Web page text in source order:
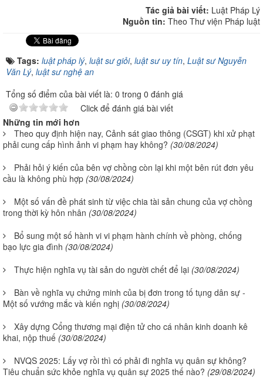
Tác giả bài viết: Luật Pháp Lý
Nguồn tin: Theo Thư viện Pháp luật
Tags: luật pháp lý, luật sư giỏi, luật sư uy tín, Luật sư Nguyễn
Văn Lý, luật sư nghệ an
Tổng số điểm của bài viết là: 0 trong 0 đánh giá
Click để đánh giá bài viết
Những tin mới hơn
Theo quy định hiện nay, Cảnh sát giao thông (CSGT) khi xử phạt
phải cung cấp hình ảnh vi phạm hay không? (30/08/2024)
Phải hỏi ý kiến của bên vợ chồng còn lại khi một bên rút đơn yêu
cầu là không phù hợp (30/08/2024)
Một số vấn đề phát sinh từ việc chia tài sản chung của vợ chồng
trong thời kỳ hôn nhân (30/08/2024)
Bổ sung một số hành vi vi phạm hành chính về phòng, chống
bạo lực gia đình (30/08/2024)
Thực hiện nghĩa vụ tài sản do người chết để lại (30/08/2024)
Bàn về nghĩa vụ chứng minh của bị đơn trong tố tụng dân sự -
Một số vướng mắc và kiến nghị (30/08/2024)
Xây dựng Cổng thương mại điện tử cho cá nhân kinh doanh kê
khai, nộp thuế (30/08/2024)
NVQS 2025: Lấy vợ rồi thì có phải đi nghĩa vụ quân sự không?
Tiêu chuẩn sức khỏe nghĩa vụ quân sự 2025 thế nào? (29/08/2024)